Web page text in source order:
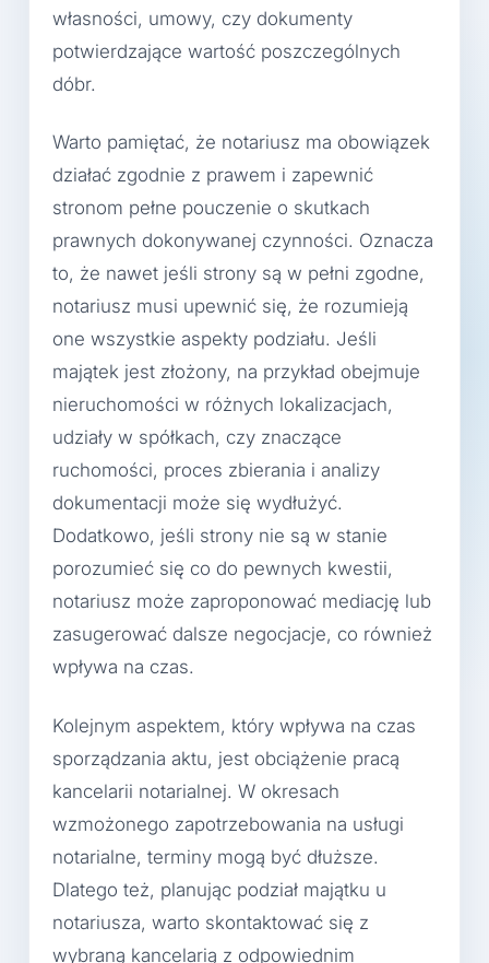
własności, umowy, czy dokumenty
potwierdzające wartość poszczególnych
dóbr.
Warto pamiętać, że notariusz ma obowiązek
działać zgodnie z prawem i zapewnić
stronom pełne pouczenie o skutkach
prawnych dokonywanej czynności. Oznacza
to, że nawet jeśli strony są w pełni zgodne,
notariusz musi upewnić się, że rozumieją
one wszystkie aspekty podziału. Jeśli
majątek jest złożony, na przykład obejmuje
nieruchomości w różnych lokalizacjach,
udziały w spółkach, czy znaczące
ruchomości, proces zbierania i analizy
dokumentacji może się wydłużyć.
Dodatkowo, jeśli strony nie są w stanie
porozumieć się co do pewnych kwestii,
notariusz może zaproponować mediację lub
zasugerować dalsze negocjacje, co również
wpływa na czas.
Kolejnym aspektem, który wpływa na czas
sporządzania aktu, jest obciążenie pracą
kancelarii notarialnej. W okresach
wzmożonego zapotrzebowania na usługi
notarialne, terminy mogą być dłuższe.
Dlatego też, planując podział majątku u
notariusza, warto skontaktować się z
wybraną kancelarią z odpowiednim